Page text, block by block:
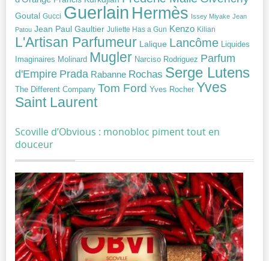
Goutal Gucci Guerlain Hermès Issey Miyake Jean
Patou Jean Paul Gaultier Juliette Has a Gun Kenzo Kilian
L'Artisan Parfumeur Lalique Lancôme Liquides
Imaginaires Molinard Mugler Narciso Rodriguez Parfum
d'Empire Prada Rabanne Rochas Serge Lutens
The Different Company Tom Ford Yves Rocher Yves
Saint Laurent
Scoville d’Obvious : monobloc piment tout en
douceur